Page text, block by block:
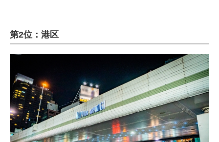
建設×テクノロジーの最前線
第2位：港区